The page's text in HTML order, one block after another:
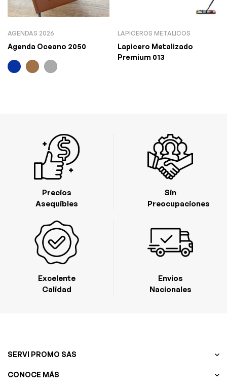
AGENDAS 2026
Agenda Oceano 2050
LAPICEROS METALICOS
Lapicero Metalizado
Premium 013
Excelente
Calidad
Precios
Asequibles
Envios
Nacionales
Sin
Preocupaciones
SERVI PROMO SAS
CONOCE MÁS